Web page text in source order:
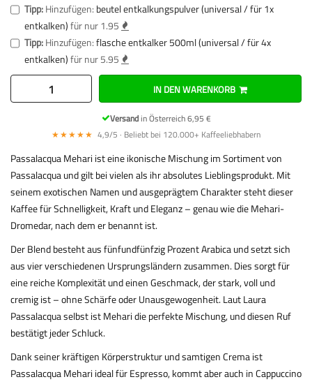
Tipp:Hinzufügen: beutel entkalkungspulver (universal / für 1x
entkalken)für nur 1.95
Tipp:Hinzufügen:flasche entkalker 500ml (universal / für 4x
entkalken)für nur 5.95
IN DEN WARENKORB
Versandin Österreich 6,95 €
★★★★★ 4,9/5 · Beliebt bei 120.000+ Kaffeeliebhabern
Passalacqua Mehari ist eine ikonische Mischung im Sortiment von
Passalacqua und gilt bei vielen als ihr absolutes Lieblingsprodukt. Mit
seinem exotischen Namen und ausgeprägtem Charakter steht dieser
Kaffee für Schnelligkeit, Kraft und Eleganz – genau wie die Mehari-
Dromedar, nach dem er benannt ist.
Der Blend besteht aus fünfundfünfzig Prozent Arabica und setzt sich
aus vier verschiedenen Ursprungsländern zusammen. Dies sorgt für
eine reiche Komplexität und einen Geschmack, der stark, voll und
cremig ist – ohne Schärfe oder Unausgewogenheit. Laut Laura
Passalacqua selbst ist Mehari die perfekte Mischung, und diesen Ruf
bestätigt jeder Schluck.
Dank seiner kräftigen Körperstruktur und samtigen Crema ist
Passalacqua Mehari ideal für Espresso, kommt aber auch in Cappuccino